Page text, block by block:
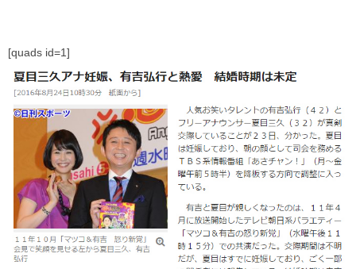
[quads id=1]